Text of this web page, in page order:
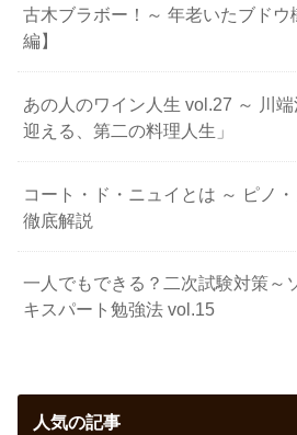
古木ブラボー！～ 年老いたブド
編】
あの人のワイン人生 vol.27 ～ 川
迎える、第二の料理人生」
コート・ド・ニュイとは ～ ピノ
徹底解説
一人でもできる？二次試験対策～
キスパート勉強法 vol.15
人気の記事